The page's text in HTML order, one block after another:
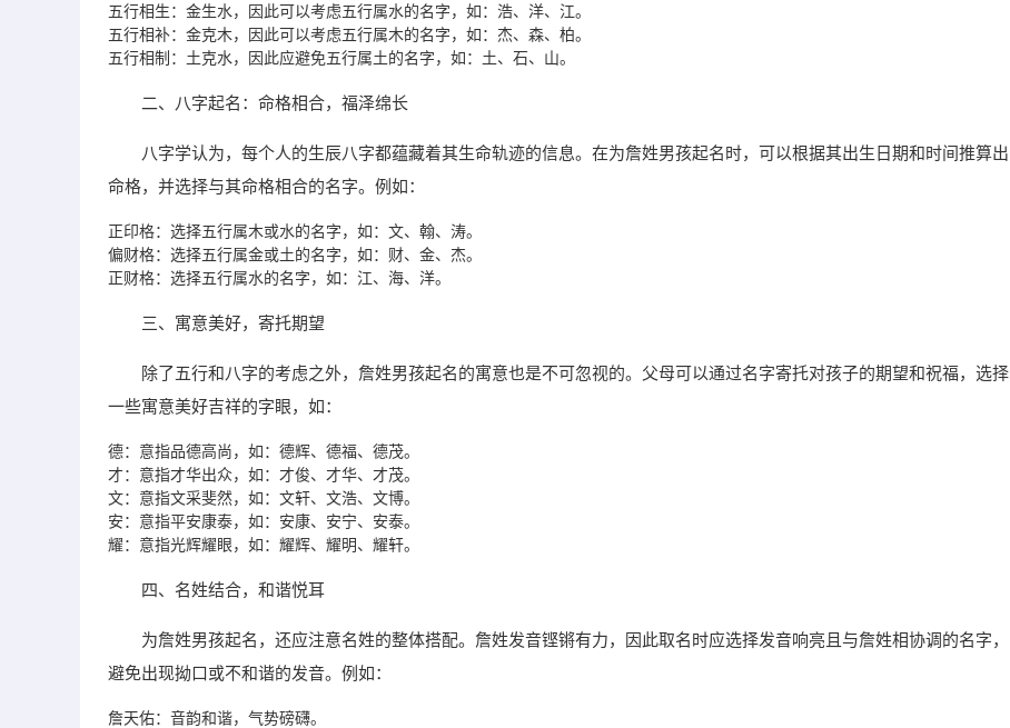
五行相生：金生水，因此可以考虑五行属水的名字，如：浩、洋、江。
五行相补：金克木，因此可以考虑五行属木的名字，如：杰、森、柏。
五行相制：土克水，因此应避免五行属土的名字，如：土、石、山。
二、八字起名：命格相合，福泽绵长
八字学认为，每个人的生辰八字都蕴藏着其生命轨迹的信息。在为詹姓男孩起名时，可以根据其出生日期和时间推算出
命格，并选择与其命格相合的名字。例如：
正印格：选择五行属木或水的名字，如：文、翰、涛。
偏财格：选择五行属金或土的名字，如：财、金、杰。
正财格：选择五行属水的名字，如：江、海、洋。
三、寓意美好，寄托期望
除了五行和八字的考虑之外，詹姓男孩起名的寓意也是不可忽视的。父母可以通过名字寄托对孩子的期望和祝福，选择
一些寓意美好吉祥的字眼，如：
德：意指品德高尚，如：德辉、德福、德茂。
才：意指才华出众，如：才俊、才华、才茂。
文：意指文采斐然，如：文轩、文浩、文博。
安：意指平安康泰，如：安康、安宁、安泰。
耀：意指光辉耀眼，如：耀辉、耀明、耀轩。
四、名姓结合，和谐悦耳
为詹姓男孩起名，还应注意名姓的整体搭配。詹姓发音铿锵有力，因此取名时应选择发音响亮且与詹姓相协调的名字，
避免出现拗口或不和谐的发音。例如：
詹天佑：音韵和谐，气势磅礴。